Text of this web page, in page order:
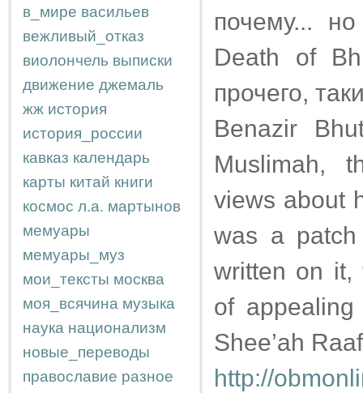
в_мире васильев
вежливый_отказ
виолончель выписки
движение джемаль
жж история
история_россии
кавказ календарь
карты китай книги
космос л.а. мартынов
мемуары
мемуары_муз
мои_тексты москва
моя_всячина музыка
наука национализм
новые_переводы
православие разное
почему...
Death of
прочего,
Benazir
Muslimah,
views about
was a patch
written on it,
of
Shee’ah
http://